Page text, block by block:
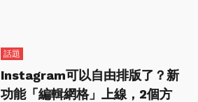
話題
Instagram可以自由排版了？新
功能「編輯網格」上線，2個方